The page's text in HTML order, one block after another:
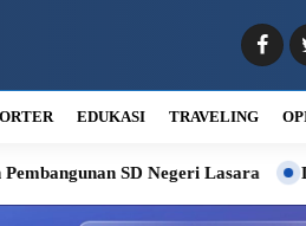
EDUKASI TRAVELING
Negeri Lasara Dorong Hilirisasi